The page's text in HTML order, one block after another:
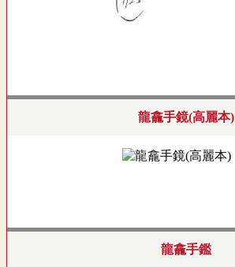
龍龕手鏡(高麗本)
龍龕手鑑